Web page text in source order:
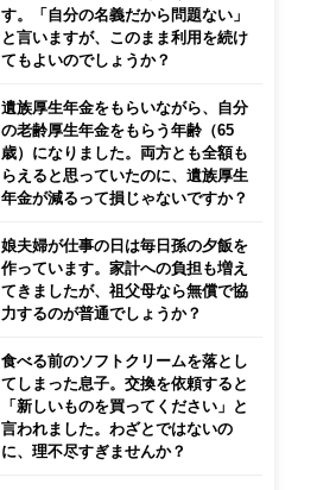
す。「自分の名義だから問題ない」
と言いますが、このまま利用を続け
てもよいのでしょうか？
遺族厚生年金をもらいながら、自分
の老齢厚生年金をもらう年齢（65
歳）になりました。両方とも全額も
らえると思っていたのに、遺族厚生
年金が減るって損じゃないですか？
娘夫婦が仕事の日は毎日孫の夕飯を
作っています。家計への負担も増え
てきましたが、祖父母なら無償で協
力するのが普通でしょうか？
食べる前のソフトクリームを落とし
てしまった息子。交換を依頼すると
「新しいものを買ってください」と
言われました。わざとではないの
に、理不尽すぎませんか？